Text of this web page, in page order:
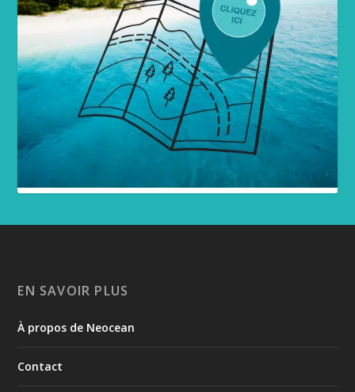
EN SAVOIR PLUS
À propos de Neocean
Contact